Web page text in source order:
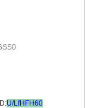
ID:U/LfHFH60